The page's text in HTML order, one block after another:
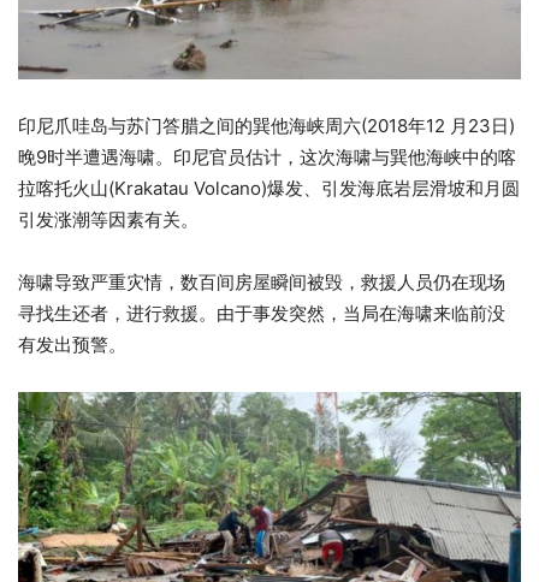
印尼爪哇岛与苏门答腊之间的巽他海峡周六(2018年12 月23日)
晚9时半遭遇海啸。印尼官员估计，这次海啸与巽他海峡中的喀
拉喀托火山(Krakatau Volcano)爆发、引发海底岩层滑坡和月圆
引发涨潮等因素有关。
海啸导致严重灾情，数百间房屋瞬间被毁，救援人员仍在现场
寻找生还者，进行救援。由于事发突然，当局在海啸来临前没
有发出预警。